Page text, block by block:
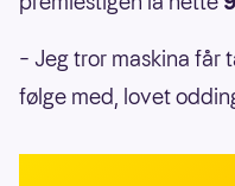
– Jeg tror maskina får
følge med, lovet